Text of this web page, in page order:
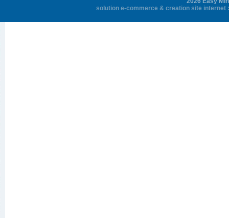
solution e-commerce & creation site internet